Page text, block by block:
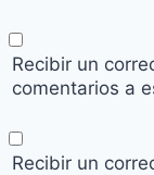
Recibir un
comentarios a
Recibir un